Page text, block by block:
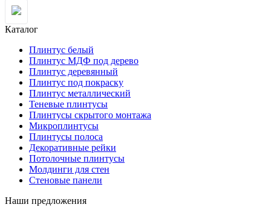
Каталог
Плинтус белый
Плинтус МДФ под дерево
Плинтус деревянный
Плинтус под покраску
Плинтус металлический
Теневые плинтусы
Плинтусы скрытого монтажа
Микроплинтусы
Плинтусы полоса
Декоративные рейки
Потолочные плинтусы
Молдинги для стен
Стеновые панели
Наши предложения